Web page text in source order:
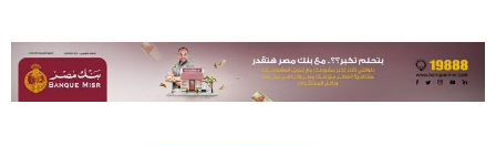
to
content